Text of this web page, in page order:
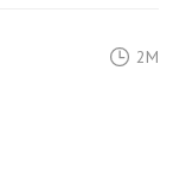
2M